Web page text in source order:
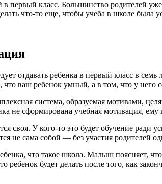
в первый класс. Большинство родителей
что-то еще, чтобы учеба в школе была
отдавать ребенка в первый класс в
что ваш ребенок умный, а в том, что у него
система, образуемая мотивами,
не сформирована учебная мотивация, ему
своя. У кого-то это будет обучение ради
не сама собой — без участия родителей
что такое школа. Малыш поясняет,
ребенок будет делать после того, как